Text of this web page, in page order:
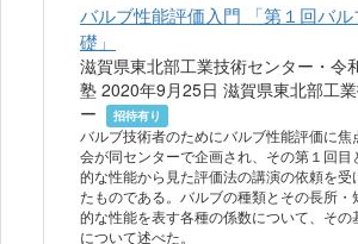
バルブ性能評価入門 「第１回バ
礎」
滋賀県東北部工業技術センター・令
塾 2020年9月25日 滋賀県東北部工
ー
招待有り
バルブ技術者のためにバルブ性能評価に焦
会が同センターで企画され、その第１回目
的な性能から見た評価法の講演の依頼を受
たものである。バルブの種類とその長所・
的な性能を表す各種の係数について、その
について述べた。